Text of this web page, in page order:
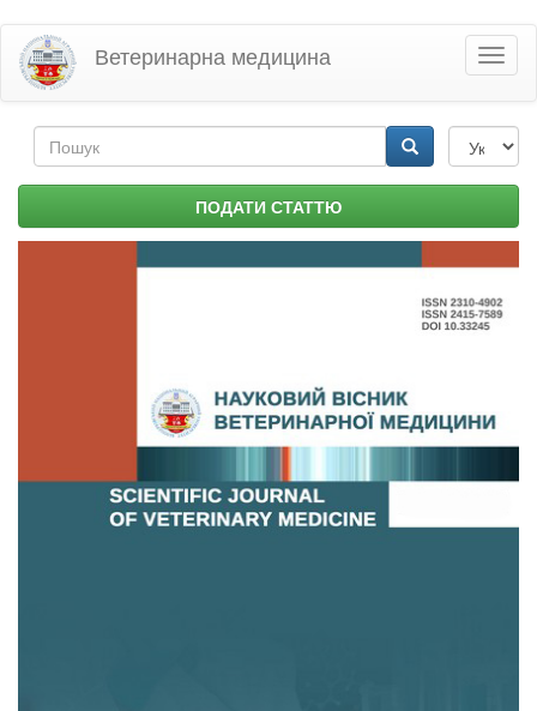
Перейти
основного
матеріалу
Ветеринарна медицина
Пошукова
форма ПОДАТИ СТАТТЮ